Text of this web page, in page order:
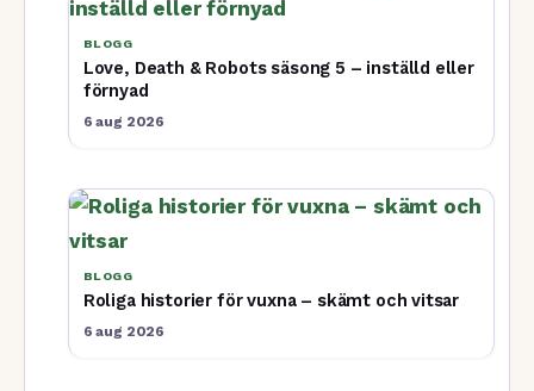
BLOGG
Love, Death & Robots säsong 5 – inställd eller
förnyad
6 aug 2026
BLOGG
Roliga historier för vuxna – skämt och vitsar
6 aug 2026